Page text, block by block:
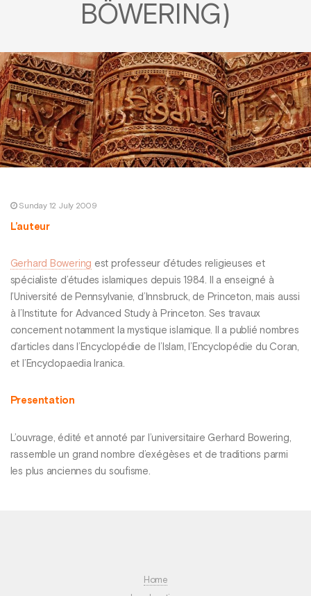
BÖWERING)
Sunday 12 July 2009
L’auteur
Gerhard Bowering est professeur d’études religieuses et
spécialiste d’études islamiques depuis 1984. Il a enseigné à
l’Université de Pennsylvanie, d’Innsbruck, de Princeton, mais aussi
à l’Institute for Advanced Study à Princeton. Ses travaux
concernent notamment la mystique islamique. Il a publié nombres
d’articles dans l’Encyclopédie de l’Islam, l’Encyclopédie du Coran,
et l’Encyclopaedia Iranica.
Presentation
L’ouvrage, édité et annoté par l’universitaire Gerhard Bowering,
rassemble un grand nombre d’exégèses et de traditions parmi
les plus anciennes du soufisme.
Home